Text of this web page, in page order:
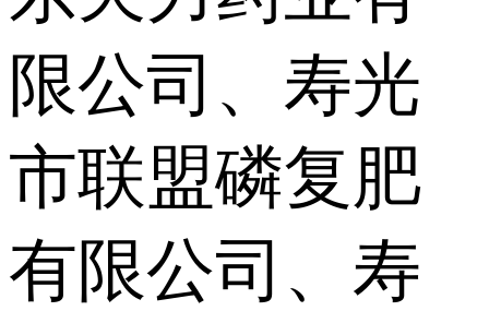
限公司、寿光
市联盟磷复肥
有限公司、寿